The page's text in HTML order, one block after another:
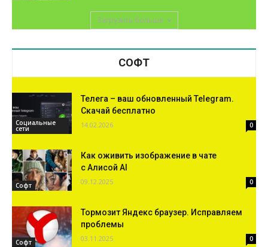
Загрузить больше
СОФТ
Социальные
сети
Телега – ваш обновленный Telegram.
Скачай бесплатно
14.02.2026 0
Софт
Как оживить изображение в чате
с Алисой AI
09.12.2025 0
Софт
Тормозит Яндекс браузер. Исправляем
проблемы
03.11.2025 0